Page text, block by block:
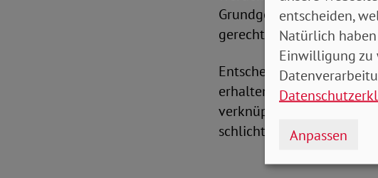
Grundgesetz stark
gerecht werden“, so Bauer.
Entscheidend ist, dass die
erhalten. „Wenn die
verknüpft werden,führt
schlichtweg vermeidbar
entscheiden,
Natürlich
Einwilligung zu
Anpassen